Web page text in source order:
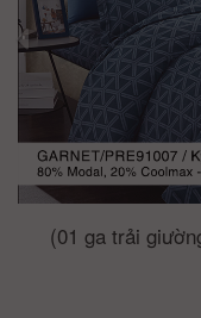
(01 ga trải